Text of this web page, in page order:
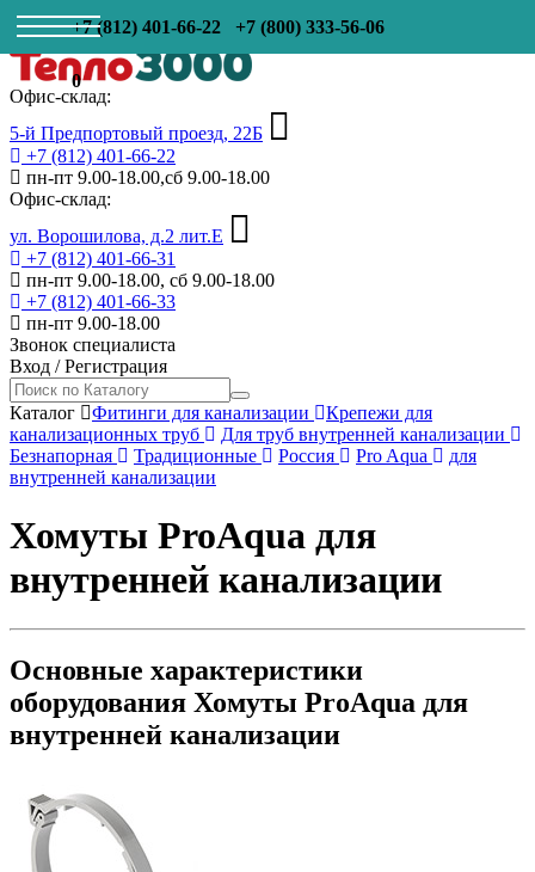
+7 (812) 401-66-22 +7 (800) 333-56-06
0
Офис-склад:
5-й Предпортовый проезд, 22Б
+7 (812) 401-66-22
пн-пт 9.00-18.00,сб 9.00-18.00
Офис-склад:
ул. Ворошилова, д.2 лит.Е
+7 (812) 401-66-31
пн-пт 9.00-18.00, сб 9.00-18.00
+7 (812) 401-66-33
пн-пт 9.00-18.00
Звонок специалиста
Вход /Регистрация
Каталог Фитинги для канализации
Крепежи для
канализационных труб
Для труб внутренней канализации
Безнапорная
Традиционные Россия Pro Aqua
для
внутренней канализации
Хомуты ProAqua для
внутренней канализации
Основные характеристики
оборудования Хомуты ProAqua для
внутренней канализации